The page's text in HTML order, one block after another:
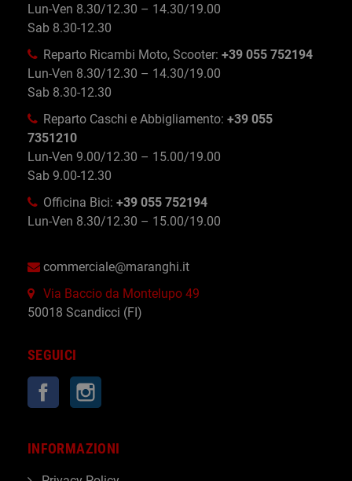
Lun-Ven 8.30/12.30 – 14.30/19.00
Sab 8.30-12.30
Reparto Ricambi Moto, Scooter: +39 055 752194
Lun-Ven 8.30/12.30 – 14.30/19.00
Sab 8.30-12.30
Reparto Caschi e Abbigliamento: +39 055
7351210
Lun-Ven 9.00/12.30 – 15.00/19.00
Sab 9.00-12.30
Officina Bici: +39 055 752194
Lun-Ven 8.30/12.30 – 15.00/19.00
commerciale@maranghi.it
Via Baccio da Montelupo 49
50018 Scandicci (FI)
SEGUICI
Facebook
INFORMAZIONI